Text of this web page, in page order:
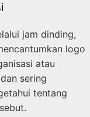
jam dinding,
logo
atau
sering
tentang